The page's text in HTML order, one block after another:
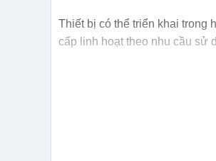
Thiết bị có thể triển khai trong
cấp linh hoạt theo nhu cầu sử